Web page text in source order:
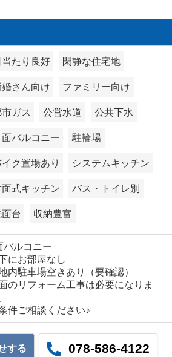
当たり良好 閑静な住宅地
婚さん向け ファミリー向け
ガス 公営水道 公共下水
面バルコニー 駐輪場
ク置場あり システムキッチン
面式キッチン バス・トイレ別
台 収納豊富
バルコニー
にお部屋なし
内駐車場空きあり（要確認）
のリフォーム工事は必要になりま
件ご相談ください♪
する 078-586-4122